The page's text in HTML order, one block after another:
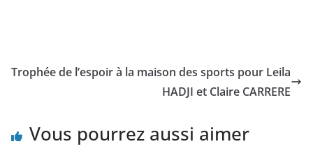
Trophée de l’espoir à la maison des sports pour Leila
HADJI et Claire CARRERE
Vous pourrez aussi aimer